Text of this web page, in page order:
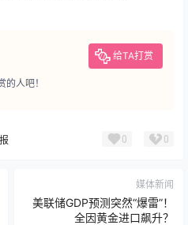
给TA打赏
人吧！
0 0
媒体新闻
美联储GDP预测突然“爆雷”！
全因黄金进口飙升？